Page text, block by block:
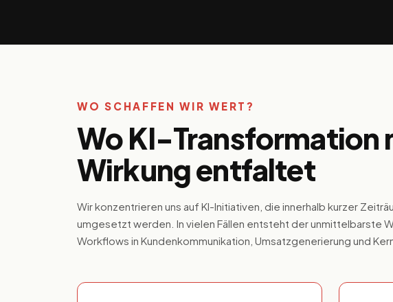
WO SCHAFFEN WIR WERT?
Wo KI-Transformation
Wirkung entfaltet
Wir konzentrieren uns auf KI-Initiativen, die innerhalb kurzer
umgesetzt werden. In vielen Fällen entsteht der unmittelbarste
Workflows in Kundenkommunikation, Umsatzgenerierung und